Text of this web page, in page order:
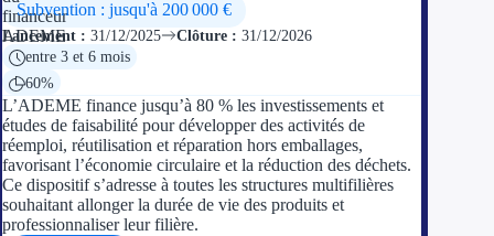
Subvention : jusqu'à 200 000 €
Lancement : 31/12/2025 Clôture : 31/12/2026
entre 3 et 6 mois
60%
L’ADEME finance jusqu’à 80 % les investissements et
études de faisabilité pour développer des activités de
réemploi, réutilisation et réparation hors emballages,
favorisant l’économie circulaire et la réduction des déchets.
Ce dispositif s’adresse à toutes les structures multifilières
souhaitant allonger la durée de vie des produits et
professionnaliser leur filière.